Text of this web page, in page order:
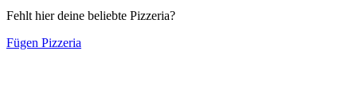
Fehlt hier deine beliebte Pizzeria?
Fügen Pizzeria